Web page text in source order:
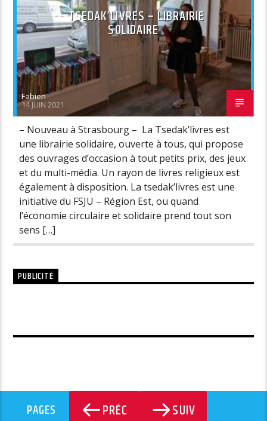
TSEDAK’LIVRES – LIBRAIRIE
SOLIDAIRE
Fabien
14 JUIN 2021
– Nouveau à Strasbourg – La Tsedak’livres est
une librairie solidaire, ouverte à tous, qui propose
des ouvrages d’occasion à tout petits prix, des jeux
et du multi-média. Un rayon de livres religieux est
également à disposition. La tsedak’livres est une
initiative du FSJU – Région Est, ou quand
l’économie circulaire et solidaire prend tout son
sens […]
PUBLICITÉ
PAGES PRÉC SUIV